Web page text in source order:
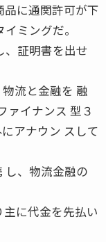
に通関許可が下
ミングだ。
、証明書を出せ
流と金融を 融
ァイナンス 型３
アナウン スして
し、物流金融の
に代金を先払い